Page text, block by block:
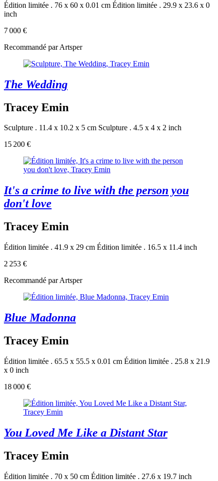
Édition limitée . 76 x 60 x 0.01 cm Édition limitée . 29.9 x 23.6 x 0
inch
7 000 €
Recommandé par Artsper
The Wedding
Tracey Emin
Sculpture . 11.4 x 10.2 x 5 cm Sculpture . 4.5 x 4 x 2 inch
15 200 €
It's a crime to live with the person you
don't love
Tracey Emin
Édition limitée . 41.9 x 29 cm Édition limitée . 16.5 x 11.4 inch
2 253 €
Recommandé par Artsper
Blue Madonna
Tracey Emin
Édition limitée . 65.5 x 55.5 x 0.01 cm Édition limitée . 25.8 x 21.9
x 0 inch
18 000 €
You Loved Me Like a Distant Star
Tracey Emin
Édition limitée . 70 x 50 cm Édition limitée . 27.6 x 19.7 inch